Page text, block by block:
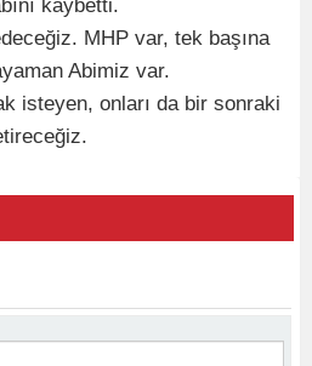
kaybetti.
MHP var, tek başına
Abimiz var.
isteyen, onları da bir sonraki